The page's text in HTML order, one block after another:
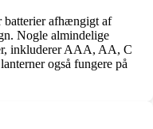
batterier afhængigt af
Nogle almindelige
inkluderer AAA, AA, C
også fungere på